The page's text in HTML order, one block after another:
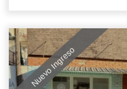
Nuevo Ingreso